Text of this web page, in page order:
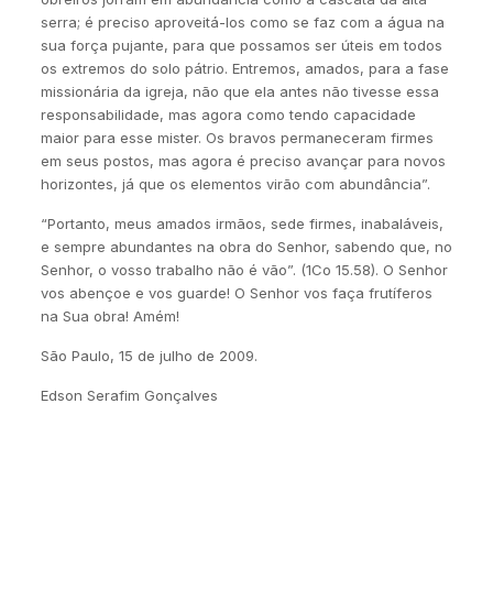
serra; é preciso aproveitá-los como se faz com a água na
sua força pujante, para que possamos ser úteis em todos
os extremos do solo pátrio. Entremos, amados, para a fase
missionária da igreja, não que ela antes não tivesse essa
responsabilidade, mas agora como tendo capacidade
maior para esse mister. Os bravos permaneceram firmes
em seus postos, mas agora é preciso avançar para novos
horizontes, já que os elementos virão com abundância”.
“Portanto, meus amados irmãos, sede firmes, inabaláveis,
e sempre abundantes na obra do Senhor, sabendo que, no
Senhor, o vosso trabalho não é vão”. (1Co 15.58). O Senhor
vos abençoe e vos guarde! O Senhor vos faça frutíferos
na Sua obra! Amém!
São Paulo, 15 de julho de 2009.
Edson Serafim Gonçalves